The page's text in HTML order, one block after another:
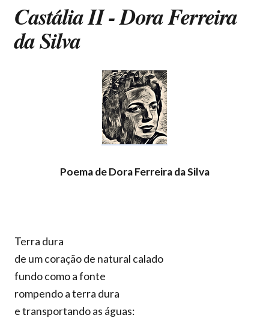
Castália II - Dora Ferreira
da Silva
Poema de Dora Ferreira da Silva
Terra dura
de um coração de natural calado
fundo como a fonte
rompendo a terra dura
e transportando as águas: